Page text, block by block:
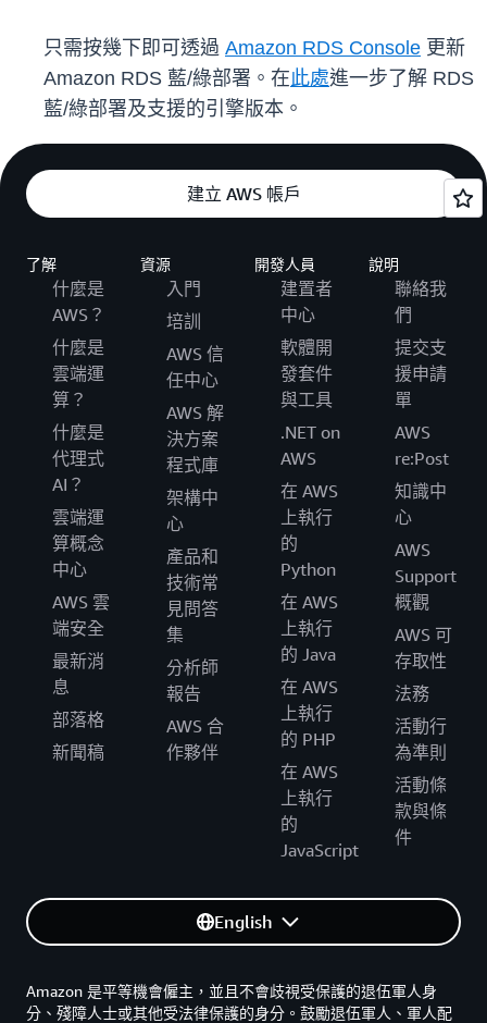
只需按幾下即可透過 Amazon RDS Console 更新
Amazon RDS 藍/綠部署。在此處進一步了解 RDS
藍/綠部署及支援的引擎版本。
建立 AWS 帳戶
了解
什麼是
AWS？
什麼是
雲端運
算？
什麼是
代理式
AI？
雲端運
算概念
中心
AWS 雲
端安全
最新消
息
部落格
新聞稿
資源
入門
培訓
AWS 信
任中心
AWS 解
決方案
程式庫
架構中
心
產品和
技術常
見問答
集
分析師
報告
AWS 合
作夥伴
開發人員
建置者
中心
軟體開
發套件
與工具
.NET on
AWS
在 AWS
上執行
的
Python
在 AWS
上執行
的 Java
在 AWS
上執行
的 PHP
在 AWS
上執行
的
JavaScript
說明
聯絡我
們
提交支
援申請
單
AWS
re:Post
知識中
心
AWS
Support
概觀
AWS 可
存取性
法務
活動行
為準則
活動條
款與條
件
English
Amazon 是平等機會僱主，並且不會歧視受保護的退伍軍人身
分、殘障人士或其他受法律保護的身分。鼓勵退伍軍人、軍人配